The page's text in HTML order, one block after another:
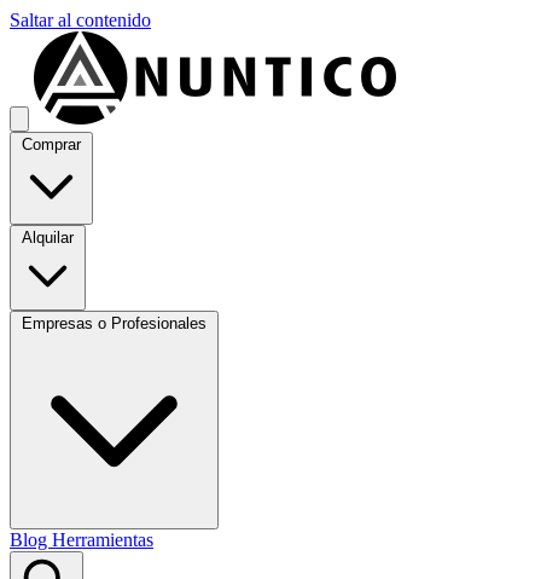
Saltar al contenido
Comprar
Alquilar
Empresas o Profesionales
Blog Herramientas